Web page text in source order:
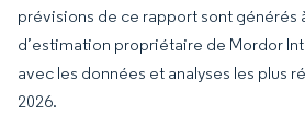
prévisions de ce rapport sont générés
d’estimation propriétaire de Mordor
avec les données et analyses les plus
2026.